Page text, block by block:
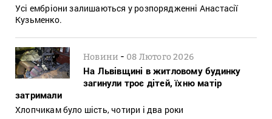
Усі ембріони залишаються у розпорядженні Анастасії
Кузьменко.
Новини - 08 Лютого 2026
На Львівщині в житловому будинку
загинули троє дітей, їхню матір
затримали
Хлопчикам було шість, чотири і два роки